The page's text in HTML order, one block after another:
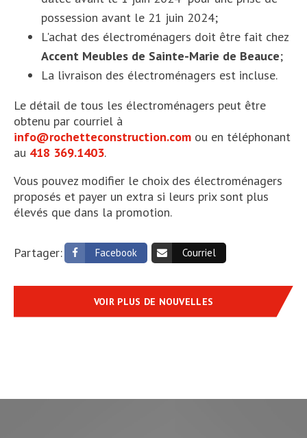
possession avant le 21 juin 2024;
L'achat des électroménagers doit être fait chez
Accent Meubles de Sainte-Marie de Beauce;
La livraison des électroménagers est incluse.
Le détail de tous les électroménagers peut être
obtenu par courriel à
info@rochetteconstruction.com ou en téléphonant
au 418 369.1403.
Vous pouvez modifier le choix des électroménagers
proposés et payer un extra si leurs prix sont plus
élevés que dans la promotion.
Partager: Facebook Courriel
VOIR PLUS DE NOUVELLES